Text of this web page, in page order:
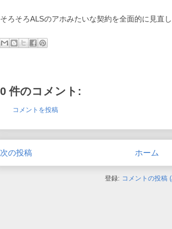
そろそろALSのアホみたいな契約を全面的に見直
0 件のコメント:
コメントを投稿
次の投稿 ホーム
登録: コメントの投稿